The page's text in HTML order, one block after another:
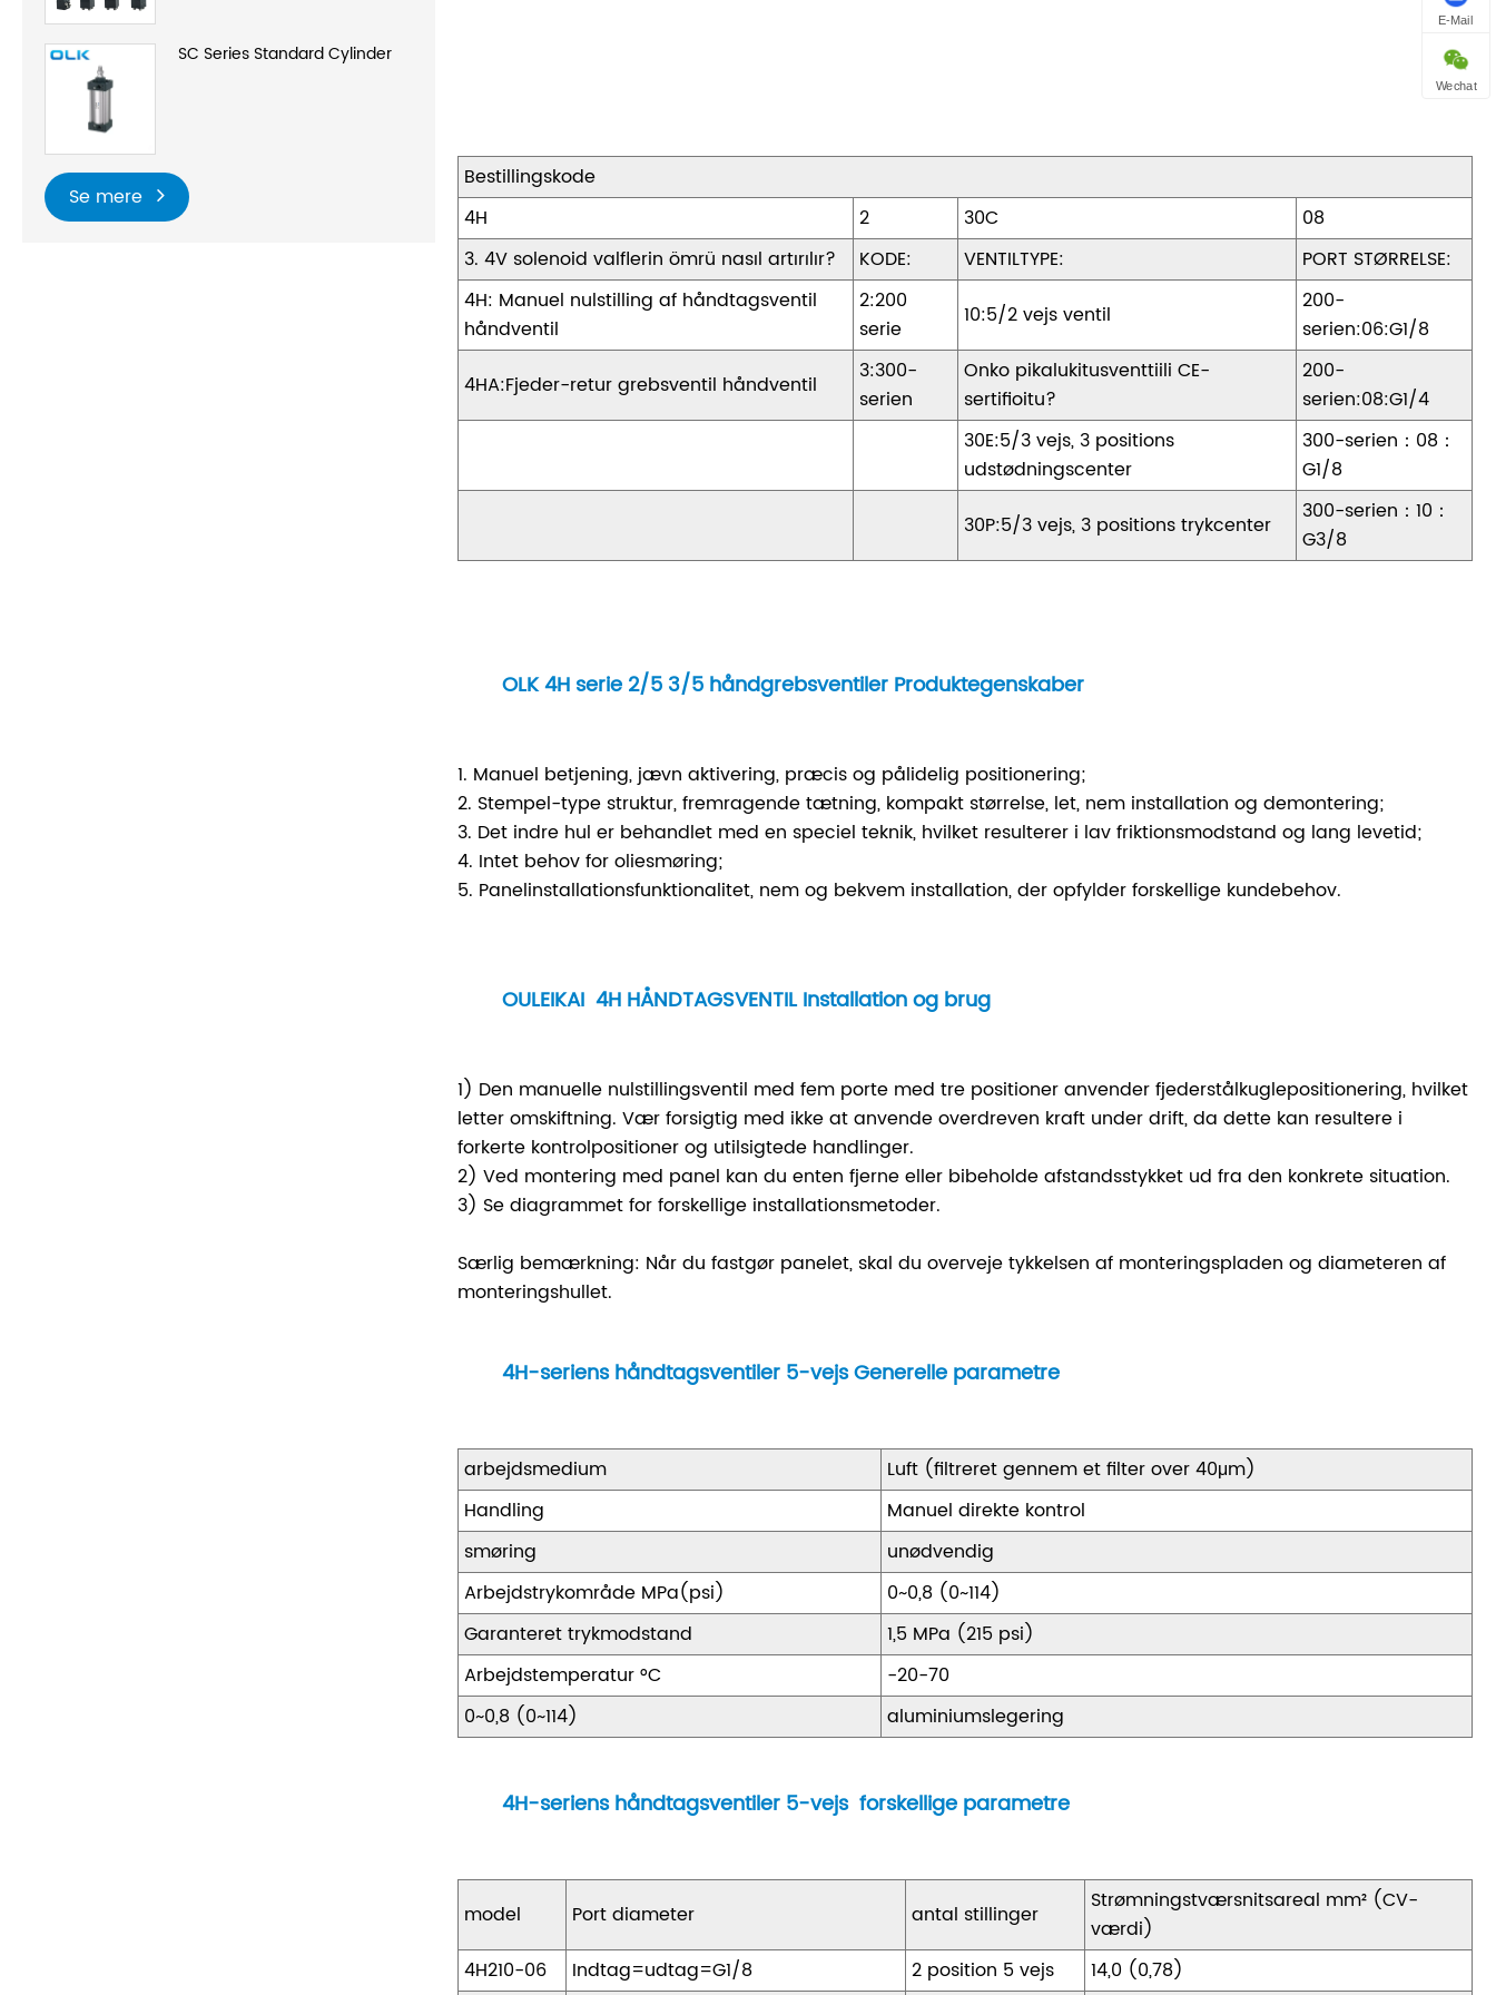
SC Series Standard Cylinder
Se mere
Bestillingskode
4H
2 30C
08
3. 4V solenoid valflerin ömrü nasıl artırılır?
KODE: VENTILTYPE:
PORT STØRRELSE:
4H: Manuel nulstilling af håndtagsventil
håndventil
2:200
serie
10:5/2 vejs ventil
200-
serien:06:G1/8
4HA:Fjeder-retur grebsventil håndventil
3:300-
serien
Onko pikalukitusventtiili CE-
sertifioitu?
200-
serien:08:G1/4
30E:5/3 vejs, 3 positions
udstødningscenter
300-serien：08：
G1/8
30P:5/3 vejs, 3 positions trykcenter
300-serien：10：
G3/8
OLK 4H serie 2/5 3/5 håndgrebsventiler Produktegenskaber
1. Manuel betjening, jævn aktivering, præcis og pålidelig positionering;
2. Stempel-type struktur, fremragende tætning, kompakt størrelse, let, nem installation og demontering;
3. Det indre hul er behandlet med en speciel teknik, hvilket resulterer i lav friktionsmodstand og lang levetid;
4. Intet behov for oliesmøring;
5. Panelinstallationsfunktionalitet, nem og bekvem installation, der opfylder forskellige kundebehov.
OULEIKAI 4H HÅNDTAGSVENTIL Installation og brug
1) Den manuelle nulstillingsventil med fem porte med tre positioner anvender fjederstålkuglepositionering, hvilket
letter omskiftning. Vær forsigtig med ikke at anvende overdreven kraft under drift, da dette kan resultere i
forkerte kontrolpositioner og utilsigtede handlinger.
2) Ved montering med panel kan du enten fjerne eller bibeholde afstandsstykket ud fra den konkrete situation.
3) Se diagrammet for forskellige installationsmetoder.
Særlig bemærkning: Når du fastgør panelet, skal du overveje tykkelsen af ​​monteringspladen og diameteren af ​​
monteringshullet.
4H-seriens håndtagsventiler 5-vejs Generelle parametre
arbejdsmedium
Luft (filtreret gennem et filter over 40μm)
Handling
Manuel direkte kontrol
smøring
unødvendig
Arbejdstrykområde MPa(psi)
0~0,8 (0~114)
Garanteret trykmodstand
1,5 MPa (215 psi)
Arbejdstemperatur °C
-20-70
0~0,8 (0~114)
aluminiumslegering
4H-seriens håndtagsventiler 5-vejs forskellige parametre
model Port diameter antal stillinger
Strømningstværsnitsareal mm² (CV-
værdi)
4H210-06
Indtag=udtag=G1/8 2 position 5 vejs 14,0 (0,78)
E-Mail
Wechat